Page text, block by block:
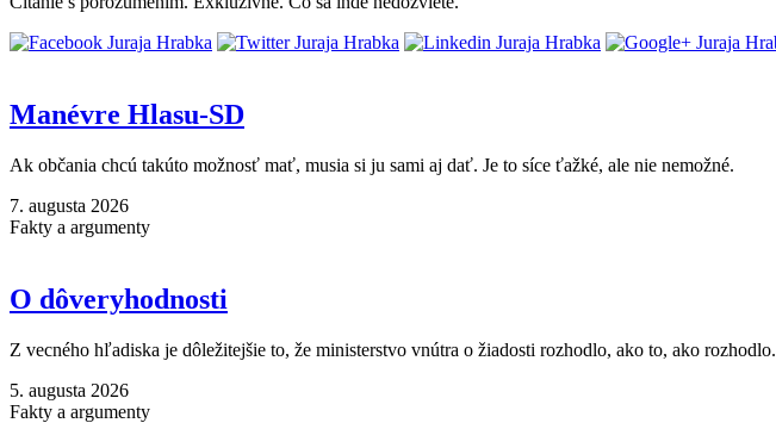
Manévre Hlasu-SD
Ak občania chcú takúto možnosť mať, musia si ju sami aj dať. Je to síce ťažké, ale nie nemožné.
7. augusta 2026
Fakty a argumenty
O dôveryhodnosti
Z vecného hľadiska je dôležitejšie to, že ministerstvo vnútra o žiadosti rozhodlo, ako to, ako rozhodlo.
5. augusta 2026
Fakty a argumenty